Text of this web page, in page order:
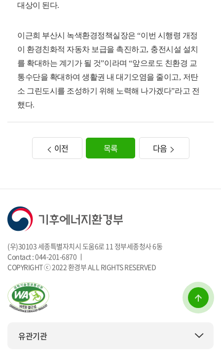
대상이 된다.
이근희 부산시 녹색환경정책실장은 “이번 시행령 개정
이 환경친화적 자동차 보급을 촉진하고, 충전시설 설치
를 확대하는 계기가 될 것”이라며 “앞으로도 친환경 교
통수단을 확대하여 생활권 내 대기오염을 줄이고, 저탄
소 그린도시를 조성하기 위해 노력해 나가겠다”라고 전
했다.
이전 목록 다음
(우)30103 세종특별자치시 도움6로 11 정부세종청사 6동
Contact : 044-201-6870 ㅣ
COPYRIGHT ⓒ 2022 환경부 ALL RIGHTS RESERVED
유관기관